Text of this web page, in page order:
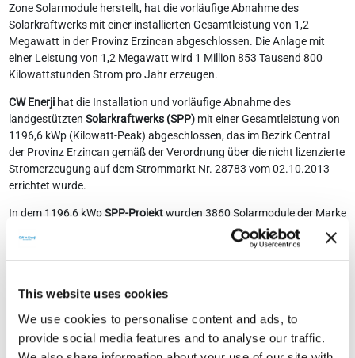
This website uses cookies
We use cookies to personalise content and ads, to
provide social media features and to analyse our traffic.
Zone Solarmodule herstellt, hat die vorläufige Abnahme des
Solarkraftwerks mit einer installierten Gesamtleistung von 1,2
Megawatt in der Provinz Erzincan abgeschlossen. Die Anlage mit
einer Leistung von 1,2 Megawatt wird 1 Million 853 Tausend 800
Kilowattstunden Strom pro Jahr erzeugen.
CW Enerjihat die Installation und vorläufige Abnahme des
landgestützten Solarkraftwerks (SPP)mit einer Gesamtleistung von
1196,6 kWp (Kilowatt-Peak) abgeschlossen, das im Bezirk Central
der Provinz Erzincan gemäß der Verordnung über die nicht lizenzierte
Stromerzeugung auf dem Strommarkt Nr. 28783 vom 02.10.2013
errichtet wurde.
In dem 1196,6 kWpSPP-Projektwurden 3860 Solarmodule der Marke
, sowie 15 Huawei SUN2000-
60KTL und 2 Huawei SUN2000-36KTL Wechselrichter verwendet.
DiesesSPP-Projekt, bei demCWEnerji als Auftragnehmer die
(Implementierung) durchführte, wurde in 28 Tagen abgeschlossen.
Die vorläufige Abnahme des Projekts erfolgte am 03. Dezember 2018
und es wurde betriebsbereit gemacht.